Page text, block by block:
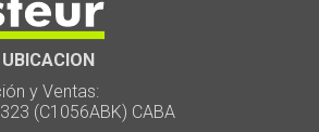
y Ventas:
(C1056ABK) CABA